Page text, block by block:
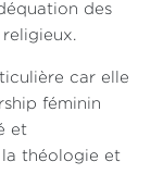
des
car elle
féminin
et
théologie et